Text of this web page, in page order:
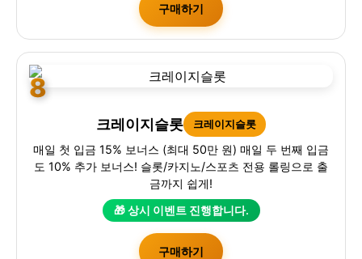
구매하기
8
크레이지슬롯 크레이지슬롯
매일 첫 입금 15% 보너스 (최대 50만 원) 매일 두 번째 입금
도 10% 추가 보너스! 슬롯/카지노/스포츠 전용 롤링으로 출
금까지 쉽게!
🎁 상시 이벤트 진행합니다.
구매하기